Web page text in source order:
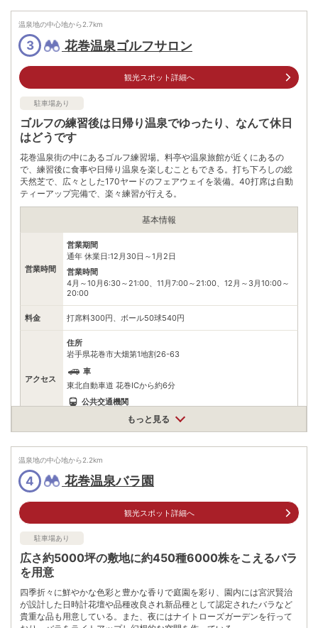
駐車場 無料（500台）
電話番号 0198273280
問合せください。
※ 料金情報は税込・税抜表記が混ざっております。正しい金額はご利用前にご
自身でお問合せください。
温泉地の中心地から2.7km
3 花巻温泉ゴルフサロン
観光スポット詳細へ
駐車場あり
ゴルフの練習後は日帰り温泉でゆったり、なんて休日
はどうです
花巻温泉街の中にあるゴルフ練習場。料亭や温泉旅館が近くにあるの
で、練習後に食事や日帰り温泉を楽しむこともできる。打ち下ろしの総
天然芝で、広々とした170ヤードのフェアウェイを装備。40打席は自動
ティーアップ完備で、楽々練習が行える。
基本情報
営業時間
営業期間
通年 休業日:12月30日～1月2日
営業時間
4月～10月6:30～21:00、11月7:00～21:00、12月～3月10:00～
20:00
料金 打席料300円、ボール50球540円
アクセス
住所
岩手県花巻市大畑第1地割26-63
車
東北自動車道 花巻ICから約6分
公共交通機関
JR東北本線 花巻空港駅からタクシーで約10分
電話番号 0198272370
※ 掲載情報は変更になる場合があります。最新の内容はご利用前にご自身でお
問合せください。
※ 料金情報は税込・税抜表記が混ざっております。正しい金額はご利用前にご
自身でお問合せください。
もっと見る
温泉地の中心地から2.2km
4 花巻温泉バラ園
観光スポット詳細へ
駐車場あり
広さ約5000坪の敷地に約450種6000株をこえるバラ
を用意
四季折々に鮮やかな色彩と豊かな香りで庭園を彩り、園内には宮沢賢治
が設計した日時計花壇や品種改良され新品種として認定されたバラなど
貴重な品も用意している。また、夜にはナイトローズガーデンを行って